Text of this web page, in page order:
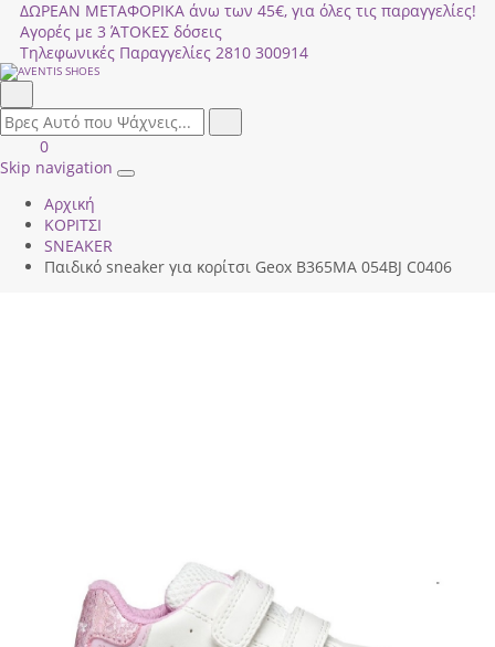
ΔΩΡΕΑΝ ΜΕΤΑΦΟΡΙΚΑ άνω των 45€, για όλες τις παραγγελίες!
Αγορές με 3 ΆΤΟΚΕΣ δόσεις
Τηλεφωνικές Παραγγελίες 2810 300914
field.search
Είσοδος
|
ΚΑΛΑΘΙ
ΑΓΟΡΩΝ
0
Skip navigation
Toggle
Αρχική
ΚΟΡΙΤΣΙ
SNEAKER
Παιδικό sneaker για κορίτσι Geox Β365ΜΑ 054ΒJ C0406